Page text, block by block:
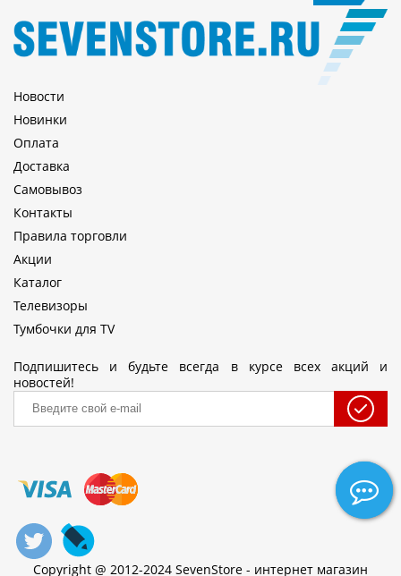
Новости
Новинки
Оплата
Доставка
Самовывоз
Контакты
Правила торговли
Акции
Каталог
Телевизоры
Тумбочки для TV
Подпишитесь и будьте всегда в курсе всех акций и
новостей!
Copyright @ 2012-2024 SevenStore - интернет магазин